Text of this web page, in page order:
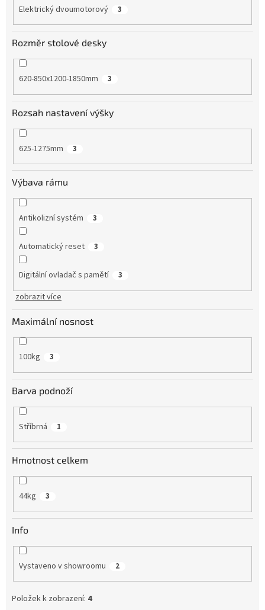
Elektrický dvoumotorový 3
Rozměr stolové desky
620-850x1200-1850mm 3
Rozsah nastavení výšky
625-1275mm 3
Výbava rámu
Antikolizní systém 3
Automatický reset 3
Digitální ovladač s pamětí 3
zobrazit více
Maximální nosnost
100kg 3
Barva podnoží
Stříbrná 1
Hmotnost celkem
44kg 3
Info
Vystaveno v showroomu 2
Položek k zobrazení: 4